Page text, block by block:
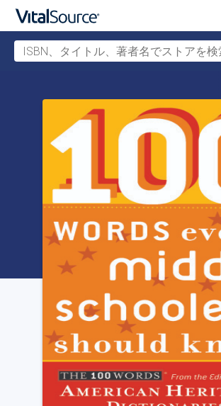
ISBN、タイトル、著者名でストアを検索